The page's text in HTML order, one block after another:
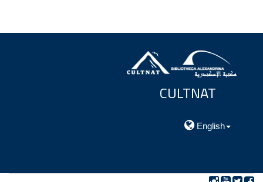
CULTNAT
English